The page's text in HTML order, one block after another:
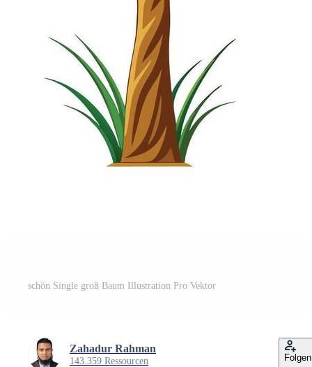
schön Single groß Baum Illustration Pro Vektor
Zahadur Rahman
143.359 Ressourcen Folgen